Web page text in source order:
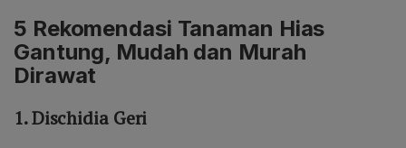
5 Rekomendasi Tanaman Hias
Gantung, Mudah dan Murah
Dirawat
1. Dischidia Geri